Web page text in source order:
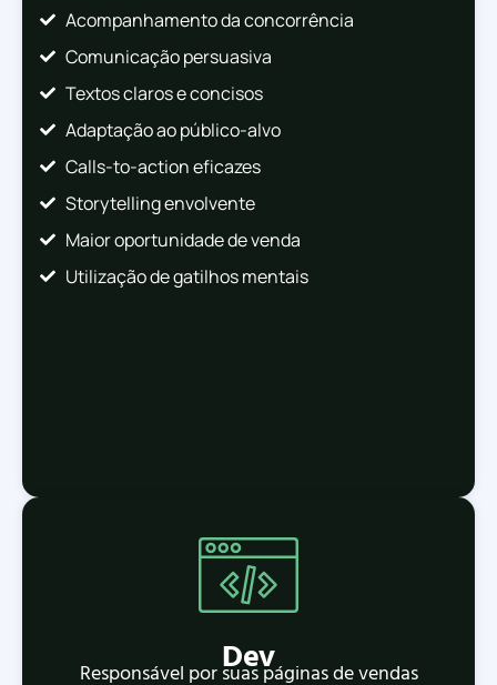
Acompanhamento da concorrência
Comunicação persuasiva
Textos claros e concisos
Adaptação ao público-alvo
Calls-to-action eficazes
Storytelling envolvente
Maior oportunidade de venda
Utilização de gatilhos mentais
Dev
Responsável por suas páginas de vendas